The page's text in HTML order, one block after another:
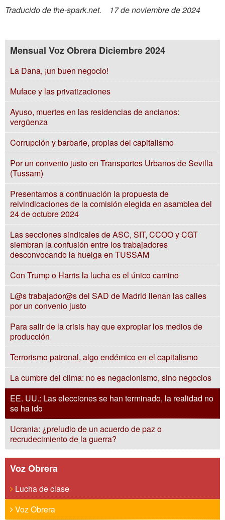
Traducido de the-spark.net. 17 de noviembre de 2024
Mensual Voz Obrera Diciembre 2024
La Dana, ¡un buen negocio!
Muface y las privatizaciones
Ayuso, muertes en las residencias de ancianos:
vergüenza
Corrupción y barbarie, propias del capitalismo
Por un convenio justo en Transportes Urbanos de Sevilla
(Tussam)
Presentamos a continuación la propuesta de
reivindicaciones de la comisión elegida en asamblea del
24 de octubre 2024
Las secciones sindicales de ASC, SIT, CCOO y CGT
siembran la confusión entre los trabajadores
desconvocando la huelga en TUSSAM
Con Trump o Harris la lucha es el único camino
L@s trabajador@s del SAD de Madrid llenan las calles
por un convenio justo
Para salir de la crisis hay que expropiar los medios de
producción
Terrorismo patronal, algo endémico en el capitalismo
La cumbre del clima: no es negacionismo, sino negocios
EE. UU.: Las elecciones se han terminado, la realidad no
se ha ido
Ucrania: ¿preludio de un acuerdo de paz o
recrudecimiento de la guerra?
Voz Obrera
Lucha de clase
Voz Obrera